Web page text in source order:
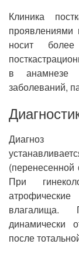
Клиника
проявлениями
носит
в анамнезе
заболеваний,
Диагноз
(перенесенной
При
влагалища.
динамически
после